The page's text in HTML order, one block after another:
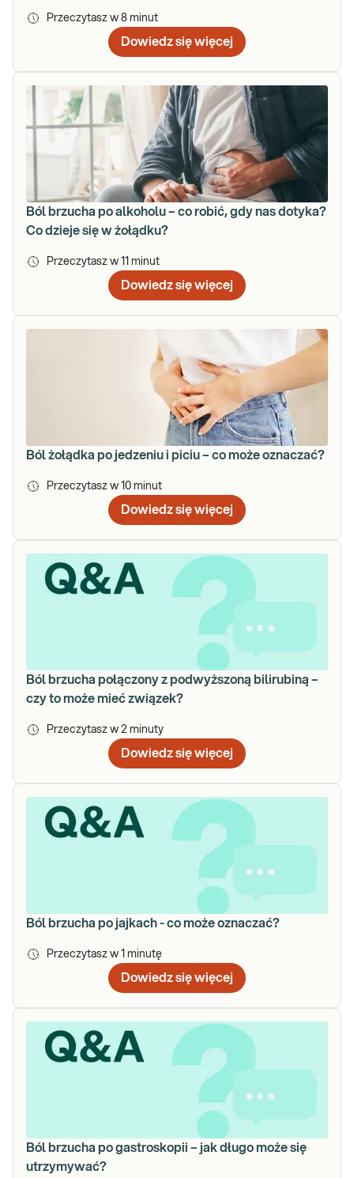
Przeczytasz w 8 minut
Dowiedz się więcej
Ból brzucha po alkoholu – co robić, gdy nas dotyka?
Co dzieje się w żołądku?
Przeczytasz w 11 minut
Dowiedz się więcej
Ból żołądka po jedzeniu i piciu – co może oznaczać?
Przeczytasz w 10 minut
Dowiedz się więcej
Ból brzucha połączony z podwyższoną bilirubiną –
czy to może mieć związek?
Przeczytasz w 2 minuty
Dowiedz się więcej
Ból brzucha po jajkach - co może oznaczać?
Przeczytasz w 1 minutę
Dowiedz się więcej
Ból brzucha po gastroskopii – jak długo może się
utrzymywać?